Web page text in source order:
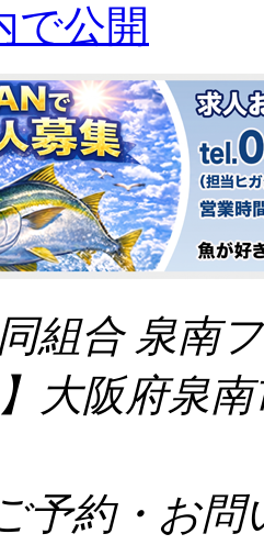
で公開
組合 泉南
】大阪府泉
予約・お